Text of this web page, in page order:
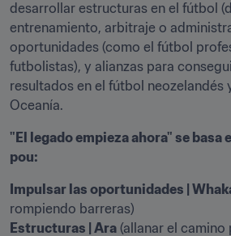
desarrollar estructuras en el fútbol
entrenamiento, arbitraje o
oportunidades (como el fútbol
futbolistas), y alianzas para
resultados en el fútbol neozelandés
Oceanía.
"El legado empieza ahora" se basa
pou:
Impulsar las oportunidades |
Estructuras | Ara (allanar el camino